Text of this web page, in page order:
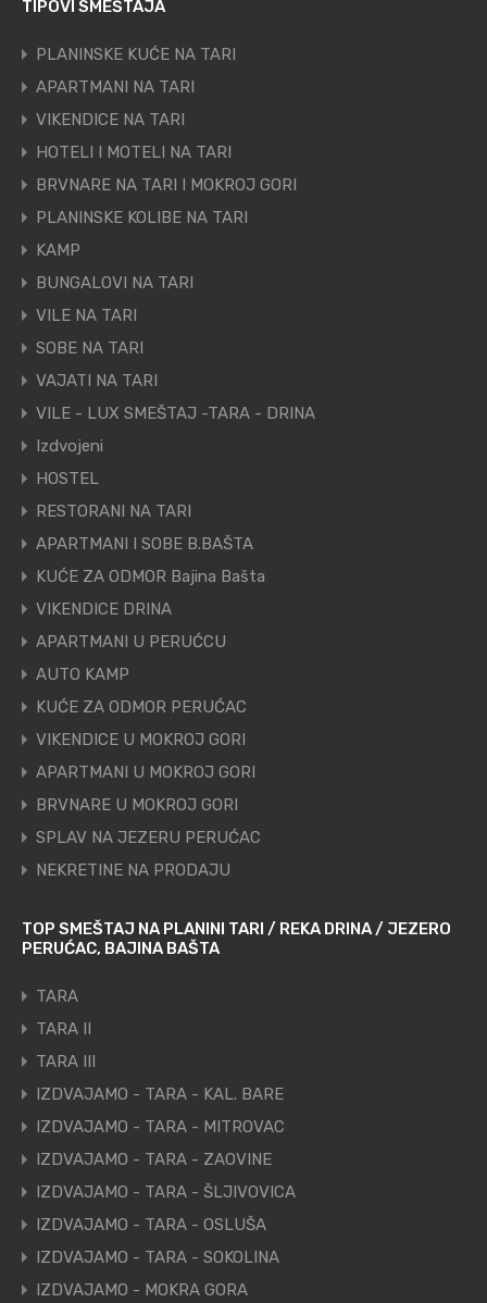
TIPOVI SMEŠTAJA
PLANINSKE KUĆE NA TARI
APARTMANI NA TARI
VIKENDICE NA TARI
HOTELI I MOTELI NA TARI
BRVNARE NA TARI I MOKROJ GORI
PLANINSKE KOLIBE NA TARI
KAMP
BUNGALOVI NA TARI
VILE NA TARI
SOBE NA TARI
VAJATI NA TARI
VILE - LUX SMEŠTAJ -TARA - DRINA
Izdvojeni
HOSTEL
RESTORANI NA TARI
APARTMANI I SOBE B.BAŠTA
KUĆE ZA ODMOR Bajina Bašta
VIKENDICE DRINA
APARTMANI U PERUĆCU
AUTO KAMP
KUĆE ZA ODMOR PERUĆAC
VIKENDICE U MOKROJ GORI
APARTMANI U MOKROJ GORI
BRVNARE U MOKROJ GORI
SPLAV NA JEZERU PERUĆAC
NEKRETINE NA PRODAJU
TOP SMEŠTAJ NA PLANINI TARI / REKA DRINA / JEZERO
PERUĆAC, BAJINA BAŠTA
TARA
TARA II
TARA III
IZDVAJAMO - TARA - KAL. BARE
IZDVAJAMO - TARA - MITROVAC
IZDVAJAMO - TARA - ZAOVINE
IZDVAJAMO - TARA - ŠLJIVOVICA
IZDVAJAMO - TARA - OSLUŠA
IZDVAJAMO - TARA - SOKOLINA
IZDVAJAMO - MOKRA GORA